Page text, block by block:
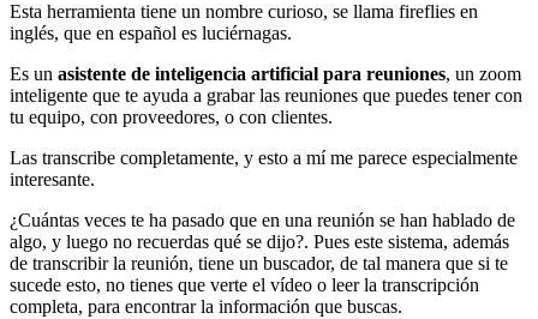
Esta herramienta tiene un nombre curioso, se llama fireflies en
inglés, que en español es luciérnagas.
Es un asistente de inteligencia artificial para reuniones, un zoom
inteligente que te ayuda a grabar las reuniones que puedes tener con
tu equipo, con proveedores, o con clientes.
Las transcribe completamente, y esto a mí me parece especialmente
interesante.
¿Cuántas veces te ha pasado que en una reunión se han hablado de
algo, y luego no recuerdas qué se dijo?. Pues este sistema, además
de transcribir la reunión, tiene un buscador, de tal manera que si te
sucede esto, no tienes que verte el vídeo o leer la transcripción
completa, para encontrar la información que buscas.